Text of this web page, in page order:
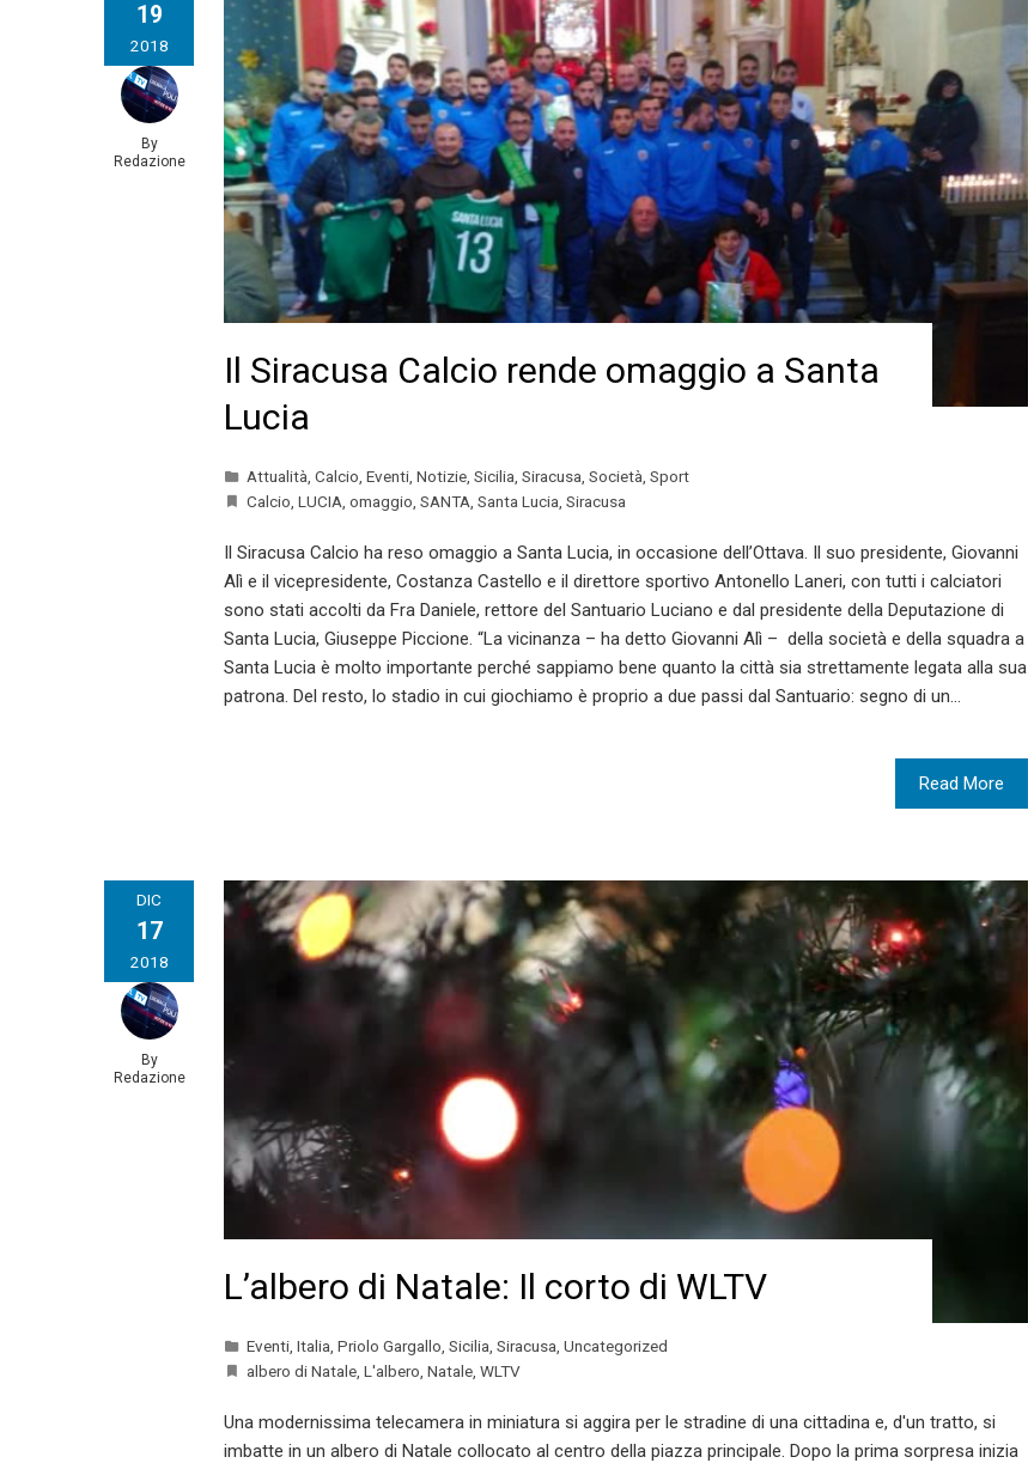
19
2018
By
Redazione
Il Siracusa Calcio rende omaggio a Santa
Lucia
Attualità Calcio Eventi Notizie Sicilia Siracusa Società Sport
Calcio LUCIA omaggio SANTA Santa Lucia Siracusa
Il Siracusa Calcio ha reso omaggio a Santa Lucia, in occasione dell’Ottava. Il suo presidente, Giovanni
Alì e il vicepresidente, Costanza Castello e il direttore sportivo Antonello Laneri, con tutti i calciatori
sono stati accolti da Fra Daniele, rettore del Santuario Luciano e dal presidente della Deputazione di
Santa Lucia, Giuseppe Piccione. “La vicinanza – ha detto Giovanni Alì – della società e della squadra a
Santa Lucia è molto importante perché sappiamo bene quanto la città sia strettamente legata alla sua
patrona. Del resto, lo stadio in cui giochiamo è proprio a due passi dal Santuario: segno di un…
Read More
DIC
17
2018
By
Redazione
L’albero di Natale: Il corto di WLTV
Eventi Italia Priolo Gargallo Sicilia Siracusa Uncategorized
albero di Natale L'albero Natale WLTV
Una modernissima telecamera in miniatura si aggira per le stradine di una cittadina e, d'un tratto, si
imbatte in un albero di Natale collocato al centro della piazza principale. Dopo la prima sorpresa inizia